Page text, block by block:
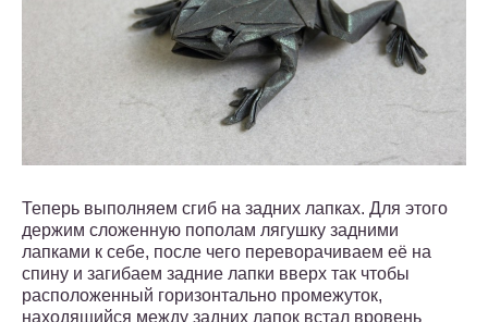
Теперь выполняем сгиб на задних лапках. Для этого
держим сложенную пополам лягушку задними
лапками к себе, после чего переворачиваем её на
спину и загибаем задние лапки вверх так чтобы
расположенный горизонтально промежуток,
находящийся между задних лапок встал вровень